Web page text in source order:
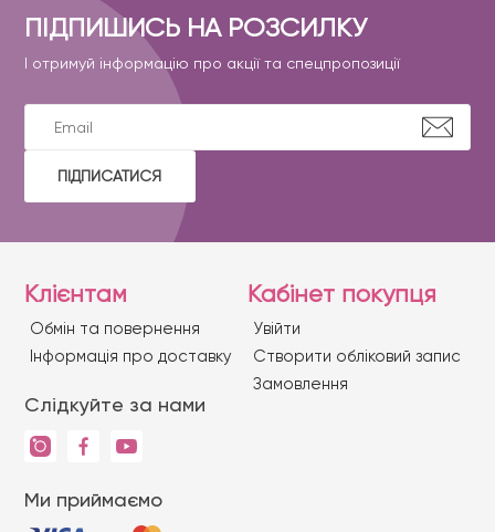
ПІДПИШИСЬ НА РОЗСИЛКУ
І отримуй інформацію про акції та спецпропозиції
ПІДПИСАТИСЯ
Клієнтам
Обмін та повернення
Iнформація про доставку
Слідкуйте за нами
Ми приймаємо
Кабінет покупця
Увійти
Створити обліковий запис
Замовлення